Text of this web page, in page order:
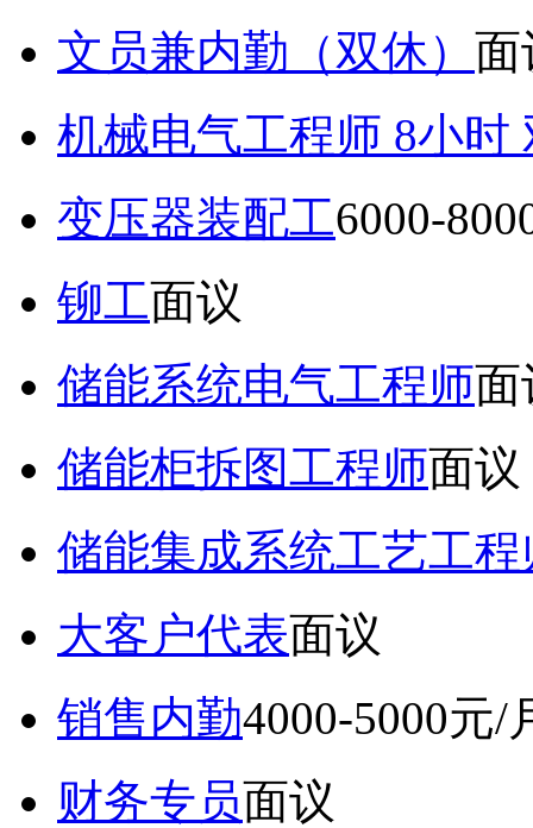
文员兼内勤（双休） 面
机械电气工程师 8小时
变压器装配工6000-
铆工面议
储能系统电气工程师面
储能柜拆图工程师面议
储能集成系统工艺工程
大客户代表面议
销售内勤4000-5000元/
财务专员面议